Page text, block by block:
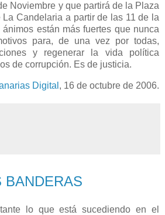
Noviembre y que partirá de la Plaza
La Candelaria a partir de las 11 de la
están más fuertes que nunca
para, de una vez por todas,
y regenerar la vida política
de corrupción. Es de justicia.
Digital , 16 de octubre de 2006.
BANDERAS
lo que está sucediendo en el